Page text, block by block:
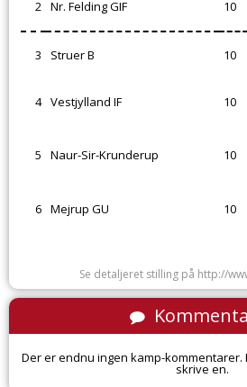
2 Nr. Felding GIF 10
3 Struer B 10
4 Vestjylland IF 10
5 Naur-Sir-Krunderup 10
6 Mejrup GU 10
Se detaljeret stilling på http://
Der er endnu ingen kamp-kommentarer.
skrive en.